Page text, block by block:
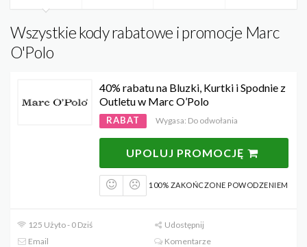
Wszystkie kody rabatowe i promocje Marc
O'Polo
40% rabatu na Bluzki, Kurtki i Spodnie z
Outletu w Marc O’Polo
RABAT Wygasa: Do odwołania
UPOLUJ PROMOCJĘ
100% ZAKOŃCZONE POWODZENIEM
125 Użyto - 0 Dziś
Udostępnij
Email
Komentarze